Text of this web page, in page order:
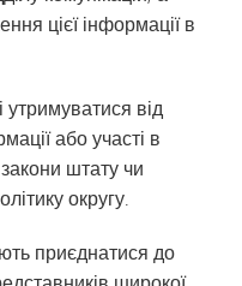
цієї інформації в
утримуватися від
або участі в
штату чи
округу.
приєднатися до